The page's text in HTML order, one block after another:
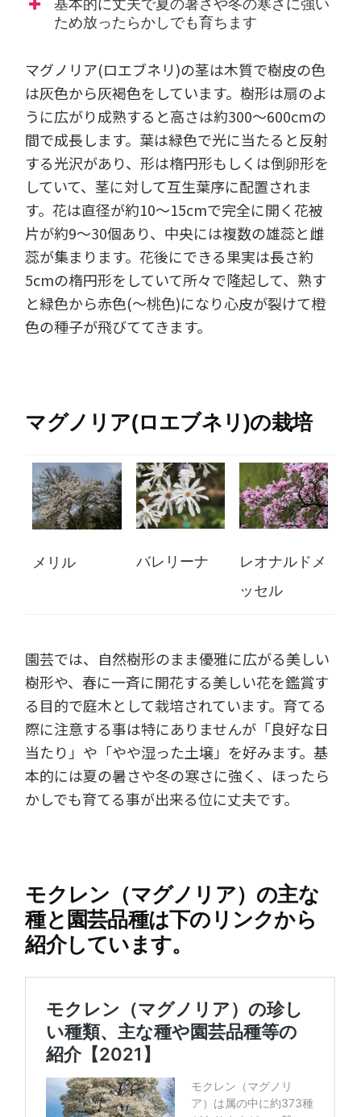
基本的に丈夫で夏の暑さや冬の寒さに強い
ため放ったらかしでも育ちます
マグノリア(ロエブネリ)の茎は木質で樹皮の色
は灰色から灰褐色をしています。樹形は扇のよ
うに広がり成熟すると高さは約300～600cmの
間で成長します。葉は緑色で光に当たると反射
する光沢があり、形は楕円形もしくは倒卵形を
していて、茎に対して互生葉序に配置されま
す。花は直径が約10～15cmで完全に開く花被
片が約9～30個あり、中央には複数の雄蕊と雌
蕊が集まります。花後にできる果実は長さ約
5cmの楕円形をしていて所々で隆起して、熟す
と緑色から赤色(～桃色)になり心皮が裂けて橙
色の種子が飛びててきます。
マグノリア(ロエブネリ)の栽培
メリル バレリーナ
レオナルドメ
ッセル
園芸では、自然樹形のまま優雅に広がる美しい
樹形や、春に一斉に開花する美しい花を鑑賞す
る目的で庭木として栽培されています。育てる
際に注意する事は特にありませんが「良好な日
当たり」や「やや湿った土壌」を好みます。基
本的には夏の暑さや冬の寒さに強く、ほったら
かしでも育てる事が出来る位に丈夫です。
モクレン（マグノリア）の主な
種と園芸品種は下のリンクから
紹介しています。